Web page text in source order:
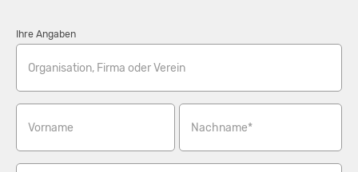
Ihre Angaben
Organisation, Firma oder Verein
Vorname Nachname*